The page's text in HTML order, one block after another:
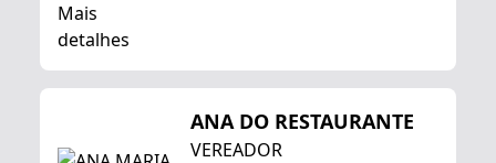
Mais
detalhes
ANA DO RESTAURANTE
VEREADOR